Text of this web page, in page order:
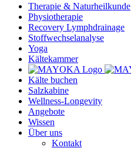
Therapie & Naturheilkunde
Physiotherapie
Recovery Lymphdrainage
Stoffwechselanalyse
Yoga
Kältekammer
Kälte buchen
Salzkabine
Wellness-Longevity
Angebote
Wissen
Über uns
Kontakt